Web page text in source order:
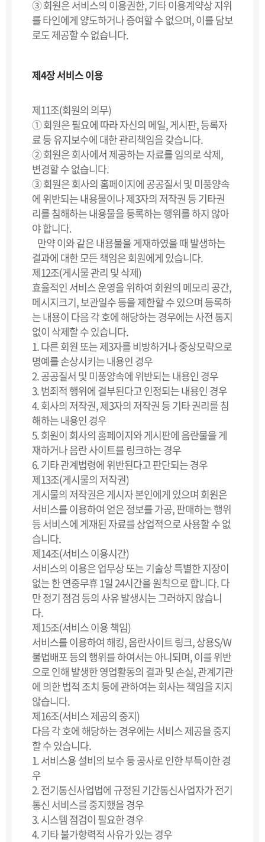
③ 회원은 서비스의 이용권한, 기타 이용계약상 지위
를 타인에게 양도하거나 증여할 수 없으며, 이를 담보
로도 제공할 수 없습니다.
제4장 서비스 이용
제11조(회원의 의무)
① 회원은 필요에 따라 자신의 메일, 게시판, 등록자
료 등 유지보수에 대한 관리책임을 갖습니다.
② 회원은 회사에서 제공하는 자료를 임의로 삭제,
변경할 수 없습니다.
③ 회원은 회사의 홈페이지에 공공질서 및 미풍양속
에 위반되는 내용물이나 제3자의 저작권 등 기타권
리를 침해하는 내용물을 등록하는 행위를 하지 않아
야 합니다.
만약 이와 같은 내용물을 게재하였을 때 발생하는
결과에 대한 모든 책임은 회원에게 있습니다.
제12조(게시물 관리 및 삭제)
효율적인 서비스 운영을 위하여 회원의 메모리 공간,
메시지크기, 보관일수 등을 제한할 수 있으며 등록하
는 내용이 다음 각 호에 해당하는 경우에는 사전 통지
없이 삭제할 수 있습니다.
1. 다른 회원 또는 제3자를 비방하거나 중상모략으로
명예를 손상시키는 내용인 경우
2. 공공질서 및 미풍양속에 위반되는 내용인 경우
3. 범죄적 행위에 결부된다고 인정되는 내용인 경우
4. 회사의 저작권, 제3자의 저작권 등 기타 권리를 침
해하는 내용인 경우
5. 회원이 회사의 홈페이지와 게시판에 음란물을 게
재하거나 음란 사이트를 링크하는 경우
6. 기타 관계법령에 위반된다고 판단되는 경우
제13조(게시물의 저작권)
게시물의 저작권은 게시자 본인에게 있으며 회원은
서비스를 이용하여 얻은 정보를 가공, 판매하는 행위
등 서비스에 게재된 자료를 상업적으로 사용할 수 없
습니다.
제14조(서비스 이용시간)
서비스의 이용은 업무상 또는 기술상 특별한 지장이
없는 한 연중무휴 1일 24시간을 원칙으로 합니다. 다
만 정기 점검 등의 사유 발생시는 그러하지 않습니
다.
제15조(서비스 이용 책임)
서비스를 이용하여 해킹, 음란사이트 링크, 상용S/W
불법배포 등의 행위를 하여서는 아니되며, 이를 위반
으로 인해 발생한 영업활동의 결과 및 손실, 관계기관
에 의한 법적 조치 등에 관하여는 회사는 책임을 지지
않습니다.
제16조(서비스 제공의 중지)
다음 각 호에 해당하는 경우에는 서비스 제공을 중지
할 수 있습니다.
1. 서비스용 설비의 보수 등 공사로 인한 부득이한 경
우
2. 전기통신사업법에 규정된 기간통신사업자가 전기
통신 서비스를 중지했을 경우
3. 시스템 점검이 필요한 경우
4. 기타 불가항력적 사유가 있는 경우